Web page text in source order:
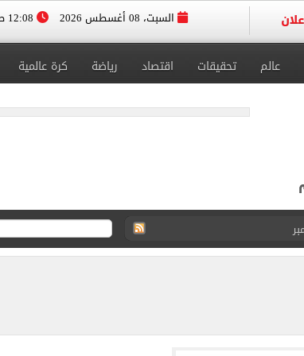
السبت، 08 أغسطس 2026
عالم تحقيقات اقتصاد رياضة كرة عالمية
لناشئات كرة اليد